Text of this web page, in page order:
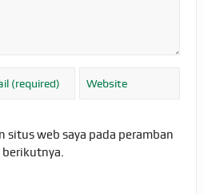
situs web saya pada peramban